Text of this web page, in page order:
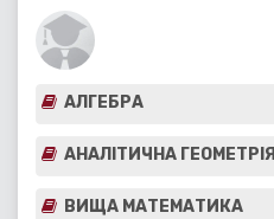
АЛГЕБРА
АНАЛІТИЧНА ГЕОМЕТРІЯ
ВИЩА МАТЕМАТИКА